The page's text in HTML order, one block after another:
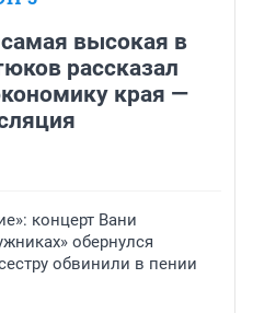
высокая в
рассказал
края —
концерт Вани
обернулся
обвинили в пении